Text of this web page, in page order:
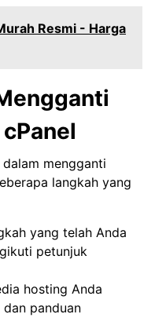
Resmi - Harga
mengganti
langkah yang
yang telah Anda
petunjuk
hosting Anda
panduan